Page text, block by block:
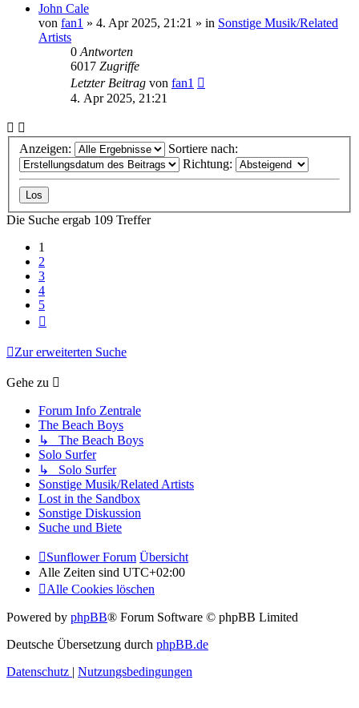
John Cale
von fan1 » 4. Apr 2025, 21:21 » in Sonstige Musik/Related
Artists
0 Antworten
6017 Zugriffe
Letzter Beitrag von fan1
4. Apr 2025, 21:21
Anzeigen:
Sortiere nach:
Richtung:
Die Suche ergab 109 Treffer
1
2
3
4
5
Zur erweiterten Suche
Gehe zu
Forum Info Zentrale
The Beach Boys
↳ The Beach Boys
Solo Surfer
↳ Solo Surfer
Sonstige Musik/Related Artists
Lost in the Sandbox
Sonstige Diskussion
Suche und Biete
Sunflower Forum Übersicht
Alle Zeiten sind UTC+02:00
Alle Cookies löschen
Powered by phpBB® Forum Software © phpBB Limited
Deutsche Übersetzung durch phpBB.de
Datenschutz
Nutzungsbedingungen